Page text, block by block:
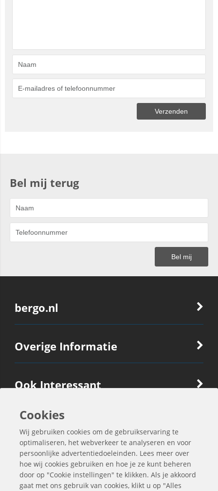
Bel mij terug
bergo.nl
Overige Informatie
Ook Interessant
Contactgegevens
Cookies
Wij gebruiken cookies om de gebruikservaring te
optimaliseren, het webverkeer te analyseren en voor
persoonlijke advertentiedoeleinden. Lees meer over
hoe wij cookies gebruiken en hoe je ze kunt beheren
door op "Cookie instellingen" te klikken. Als je akkoord
gaat met ons gebruik van cookies, klikt u op "Alles